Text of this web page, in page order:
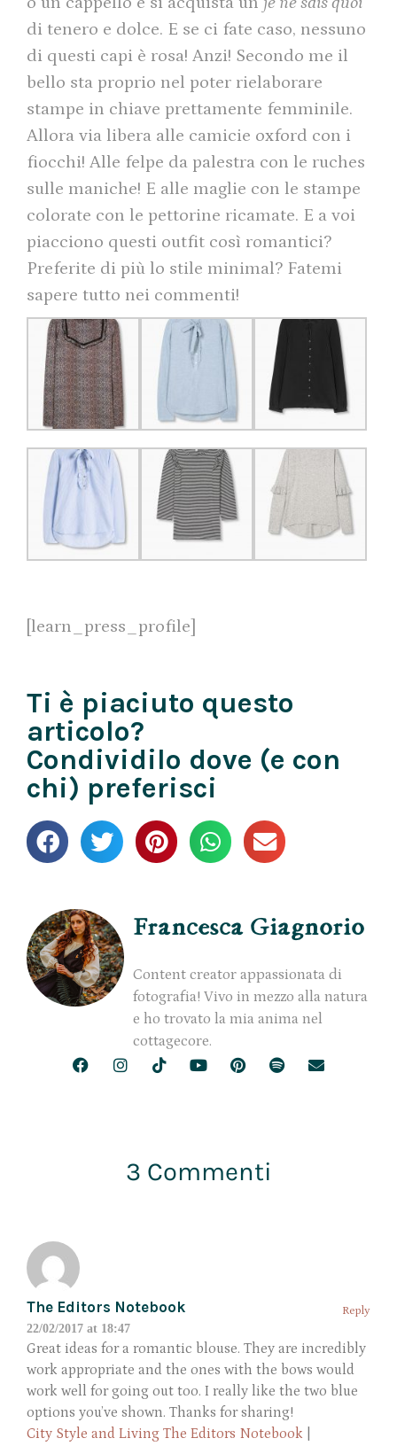
di tenero e dolce. E se ci fate caso, nessuno
di questi capi è rosa! Anzi! Secondo me il
bello sta proprio nel poter rielaborare
stampe in chiave prettamente femminile.
Allora via libera alle camicie oxford con i
fiocchi! Alle felpe da palestra con le ruches
sulle maniche! E alle maglie con le stampe
colorate con le pettorine ricamate. E a voi
piacciono questi outfit così romantici?
Preferite di più lo stile minimal? Fatemi
sapere tutto nei commenti!
[learn_press_profile]
Ti è piaciuto questo
articolo?
Condividilo dove (e con
chi) preferisci
Francesca Giagnorio
Content creator appassionata di
fotografia! Vivo in mezzo alla natura
e ho trovato la mia anima nel
cottagecore.
3 Commenti
The Editors Notebook
22/02/2017 at 18:47
Reply
Great ideas for a romantic blouse. They are incredibly
work appropriate and the ones with the bows would
work well for going out too. I really like the two blue
options you’ve shown. Thanks for sharing!
City Style and Living The Editors Notebook